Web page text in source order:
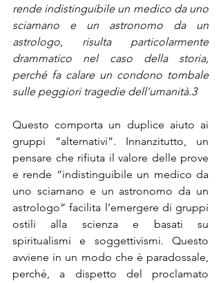
rende indistinguibile un medico da uno
sciamano e un astronomo da un
astrologo, risulta particolarmente
drammatico nel caso della storia,
perché fa calare un condono tombale
sulle peggiori tragedie dell’umanità.3
Questo comporta un duplice aiuto ai
gruppi “alternativi”. Innanzitutto, un
pensare che rifiuta il valore delle prove
e rende “indistinguibile un medico da
uno sciamano e un astronomo da un
astrologo” facilita l’emergere di gruppi
ostili alla scienza e basati su
spiritualismi e soggettivismi. Questo
avviene in un modo che è paradossale,
perché, a dispetto del proclamato